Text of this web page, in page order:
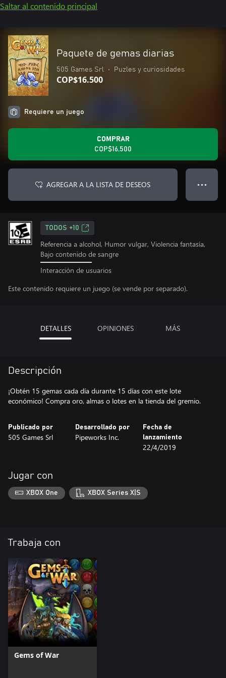
Saltar al contenido principal
Paquete de gemas diarias
505 Games Srl • Puzles y curiosidades
COP$16.500
Requiere un juego
COMPRAR
COP$16.500
AGREGAR A LA LISTA DE DESEOS ● ● ●
TODOS +10
Referencia a alcohol, Humor vulgar, Violencia fantasía,
Bajo contenido de sangre
Interacción de usuarios
Este contenido requiere un juego (se vende por separado).
DETALLES OPINIONES MÁS
Descripción
¡Obtén 15 gemas cada día durante 15 días con este lote
económico! Compra oro, almas o lotes en la tienda del gremio.
Publicado por
505 Games Srl
Desarrollado por
Pipeworks Inc.
Fecha de
lanzamiento
22/4/2019
Jugar con
XBOX One XBOX Series X|S
Trabaja con
Gems of War